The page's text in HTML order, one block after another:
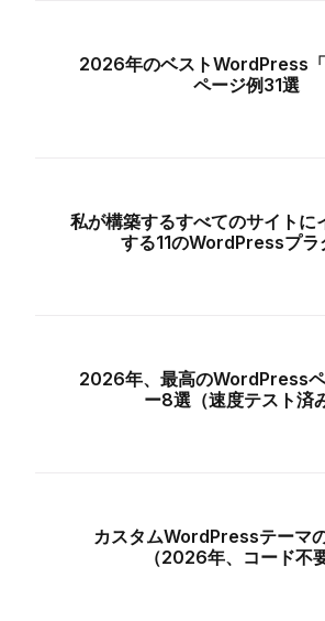
2026年のベストWordPress「
ページ例31選
私が構築するすべてのサイトに
する11のWordPressプラ
2026年、最高のWordPress
ー8選（速度テスト済
カスタムWordPressテーマ
（2026年、コード不